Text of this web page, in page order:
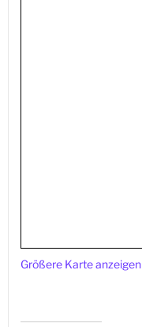
Größere Karte anzeigen